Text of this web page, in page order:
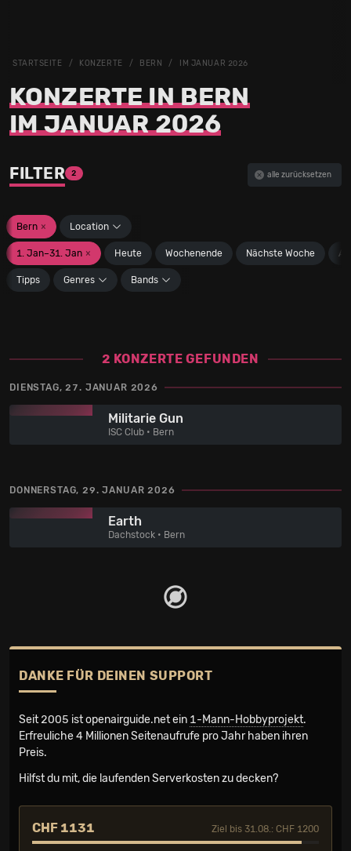
STARTSEITE KONZERTE BERN IM JANUAR 2026
KONZERTE IN BERN
IM JANUAR 2026
FILTER 2 alle zurücksetzen
Bern × Location
1. Jan–31. Jan × Heute Wochenende Nächste Woche
Tipps Genres Bands
2 KONZERTE GEFUNDEN
DIENSTAG, 27. JANUAR 2026
Militarie Gun
ISC Club • Bern
DONNERSTAG, 29. JANUAR 2026
Earth
Dachstock • Bern
DANKE FÜR DEINEN SUPPORT
Seit 2005 ist openairguide.net ein 1-Mann-Hobbyprojekt.
Erfreuliche 4 Millionen Seiten­aufrufe pro Jahr haben ihren
Preis.
Hilfst du mit, die laufenden Serverkosten zu decken?
CHF 1131 Ziel bis 31.08.: CHF 1200